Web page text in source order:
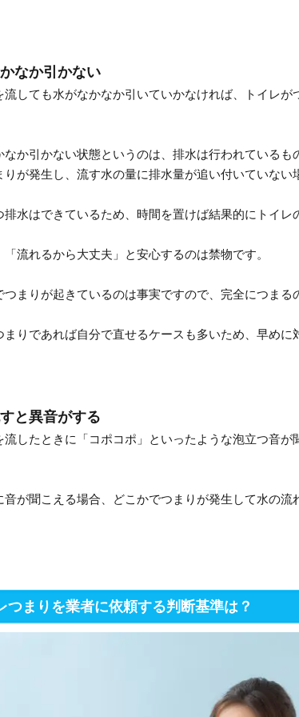
なか引かない
流しても水がなかなか引いていかなければ、トイレ
なか引かない状態というのは、排水は行われているも
りが発生し、流す水の量に排水量が追い付いていない
排水はできているため、時間を置けば結果的にトイレ
「流れるから大丈夫」と安心するのは禁物です。
つまりが起きているのは事実ですので、完全につまる
まりであれば自分で直せるケースも多いため、早めに
と異音がする
流したときに「コポコポ」といったような泡立つ音
音が聞こえる場合、どこかでつまりが発生して水の流
つまりを業者に依頼する判断基準は？